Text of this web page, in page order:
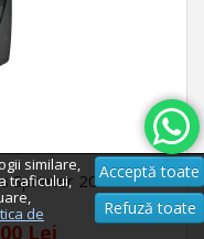
Sprinter 2006-2017
Lei
similare,
traficului,
de
Acceptă toate
Refuză toate